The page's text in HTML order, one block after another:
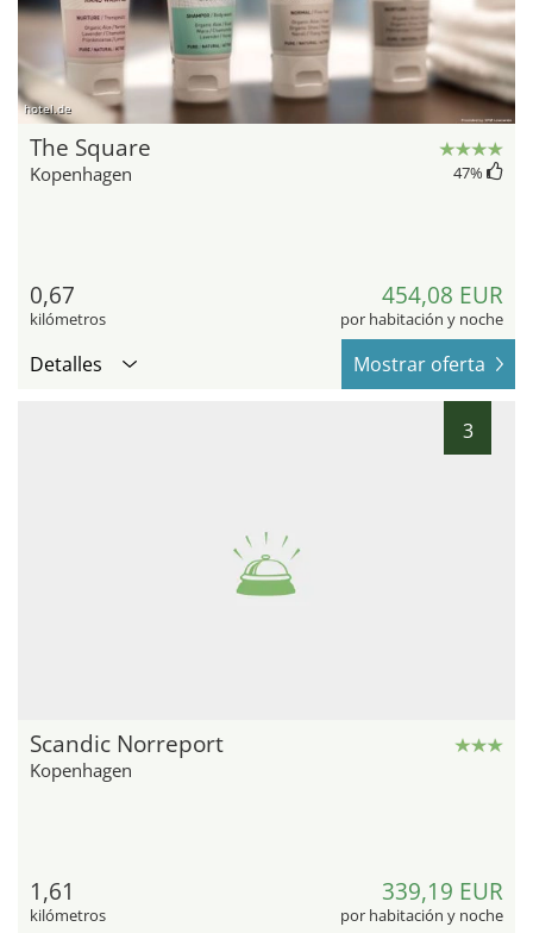
hotel.de
The Square
Kopenhagen 47%
0,67
kilómetros
454,08 EUR
por habitación y noche
Detalles Mostrar oferta
3
Scandic Norreport
Kopenhagen
1,61
kilómetros
339,19 EUR
por habitación y noche